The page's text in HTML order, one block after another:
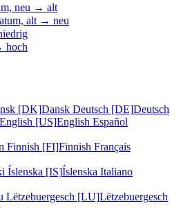
neu → alt
alt → neu
hoch
[DK]Dansk Deutsch [DE]Deutsch
English [US]English Español
Finnish [FI]Finnish Français
Íslenska [IS]Íslenska Italiano
Lëtzebuergesch [LU]Lëtzebuergesch